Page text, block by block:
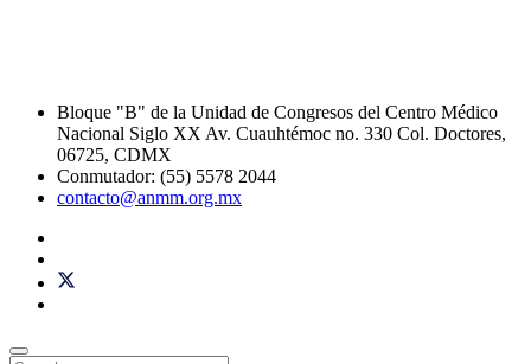
Bloque "B" de la Unidad de Congresos del Centro Médico
Nacional Siglo XX Av. Cuauhtémoc no. 330 Col. Doctores,
06725, CDMX
Conmutador: (55) 5578 2044
contacto@anmm.org.mx